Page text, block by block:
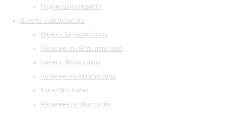
Подписка на новости
Билеты и абонементы
Билеты Большого зала
Абонементы Большого зала
Билеты Малого зала
Абонементы Малого зала
Как купить билет
Абонементы Музитория